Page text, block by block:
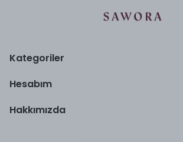
Kategoriler
Hesabım
Hakkımızda